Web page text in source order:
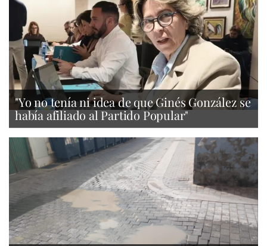
"Yo no tenía ni idea de que Ginés González se
había afiliado al Partido Popular"